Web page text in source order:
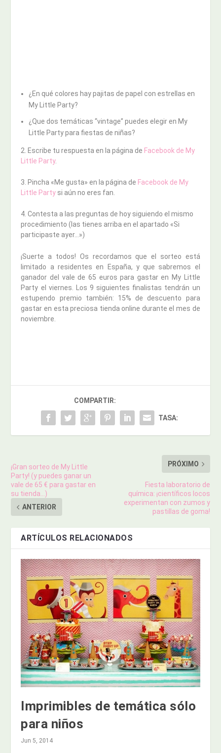
¿En qué colores hay pajitas de papel con estrellas en
My Little Party?
¿Que dos temáticas “vintage” puedes elegir en My
Little Party para fiestas de niñas?
2. Escribe tu respuesta en la página de Facebook de My
Little Party.
3. Pincha «Me gusta» en la página de Facebook de My
Little Party si aún no eres fan.
4. Contesta a las preguntas de hoy siguiendo el mismo
procedimiento (las tienes arriba en el apartado «Si
participaste ayer…»)
¡Suerte a todos! Os recordamos que el sorteo está
limitado a residentes en España, y que sabremos el
ganador del vale de 65 euros para gastar en My Little
Party el viernes. Los 9 siguientes finalistas tendrán un
estupendo premio también: 15% de descuento para
gastar en esta preciosa tienda online durante el mes de
noviembre.
COMPARTIR:
TASA:
¡Gran sorteo de My Little
Party! (y puedes ganar un
vale de 65 € para gastar en
su tienda…)
ANTERIOR
PRÓXIMO
Fiesta laboratorio de
química: ¡científicos locos
experimentan con zumos y
pastillas de goma!
ARTÍCULOS RELACIONADOS
Imprimibles de temática sólo
para niños
Jun 5, 2014